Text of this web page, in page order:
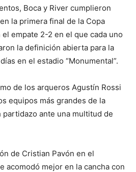
Boca y River cumplieron
la primera final de la Copa
empate 2-2 en el que cada uno
la definición abierta para la
en el estadio “Monumental”.
de los arqueros Agustín Rossi
equipos más grandes de la
ante una multitud de
de Cristian Pavón en el
acomodó mejor en la cancha con